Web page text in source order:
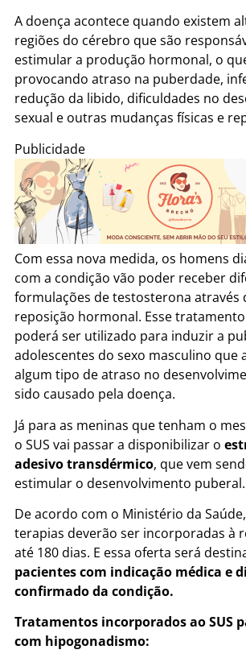
A doença acontece quando existem
regiões do cérebro que são
estimular a produção hormonal, o
provocando atraso na puberdade,
redução da libido, dificuldades no
sexual e outras mudanças físicas e
Publicidade
Com essa nova medida, os homens
com a condição vão poder receber
formulações de testosterona através
reposição hormonal. Esse
poderá ser utilizado para induzir a
adolescentes do sexo masculino que
algum tipo de atraso no
sido causado pela doença.
Já para as meninas que tenham o
o SUS vai passar a disponibilizar o
adesivo transdérmico, que vem
estimular o desenvolvimento puberal.
De acordo com o Ministério da
terapias deverão ser incorporadas à
até 180 dias. E essa oferta será
pacientes com indicação médica e
confirmado da condição.
Tratamentos incorporados ao SUS
com hipogonadismo: